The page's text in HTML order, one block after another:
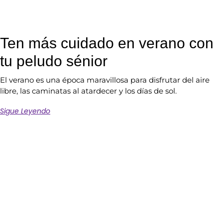
Ten más cuidado en verano con
tu peludo sénior
El verano es una época maravillosa para disfrutar del aire
libre, las caminatas al atardecer y los días de sol.
Sigue Leyendo